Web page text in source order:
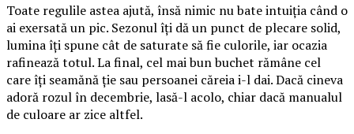
Toate regulile astea ajută, însă nimic nu bate intuiția când o
ai exersată un pic. Sezonul îți dă un punct de plecare solid,
lumina îți spune cât de saturate să fie culorile, iar ocazia
rafinează totul. La final, cel mai bun buchet rămâne cel
care îți seamănă ție sau persoanei căreia i-l dai. Dacă cineva
adoră rozul în decembrie, lasă-l acolo, chiar dacă manualul
de culoare ar zice altfel.